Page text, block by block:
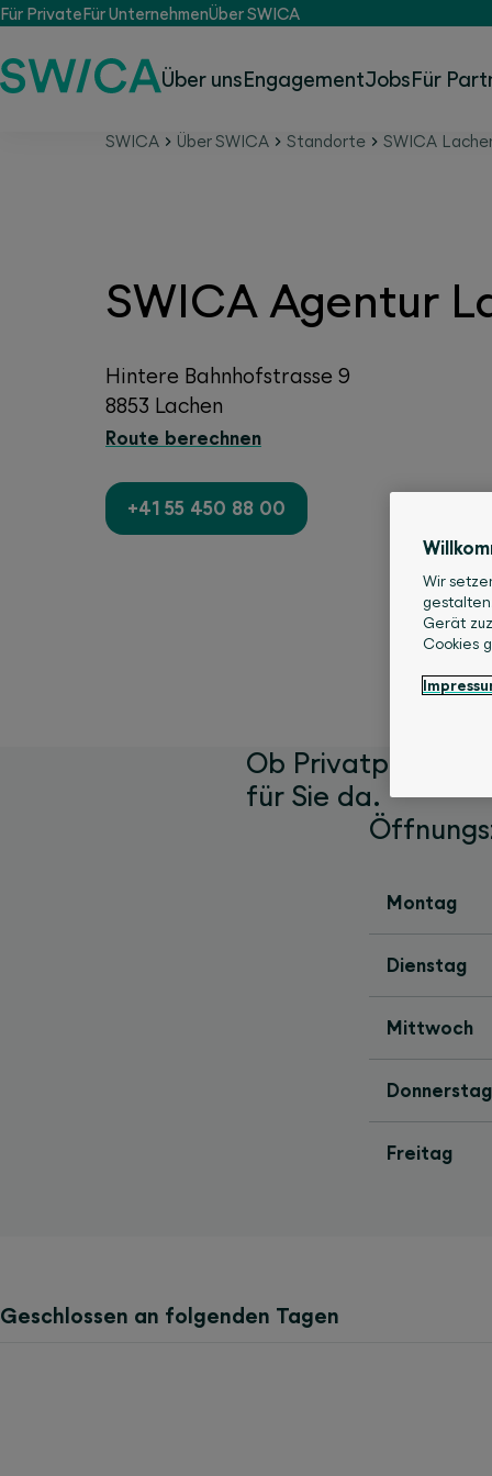
Für PrivateFür UnternehmenÜber SWICA
Über unsEngagementJobsFür
SWICA Über SWICA Standorte SWICA
SWICA Agentur
Hintere Bahnhofstrasse 9
8853 Lachen
Route berechnen
+41 55 450 88 00
Ob Privatperson
für Sie da.
Montag
Dienstag
Mittwoch
Donnerstag
Freitag
Geschlossen an folgenden Tagen
Wir
Gerät
Cookies